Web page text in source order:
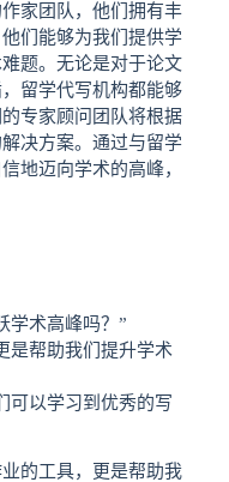
家团队，他们拥有丰
们能够为我们提供学
题。无论是对于论文
留学代写机构都能够
专家顾问团队将根据
决方案。通过与留学
地迈向学术的高峰，
学术高峰吗？”
是帮助我们提升学术
可以学习到优秀的写
的工具，更是帮助我